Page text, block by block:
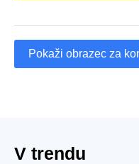
Pokaži obrazec za
V trendu